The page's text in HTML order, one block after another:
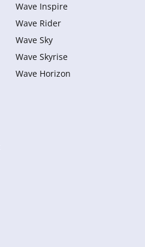
Wave Inspire
Wave Rider
Wave Sky
Wave Skyrise
Wave Horizon